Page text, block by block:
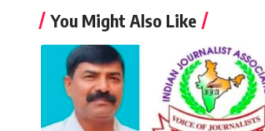
You Might Also Like